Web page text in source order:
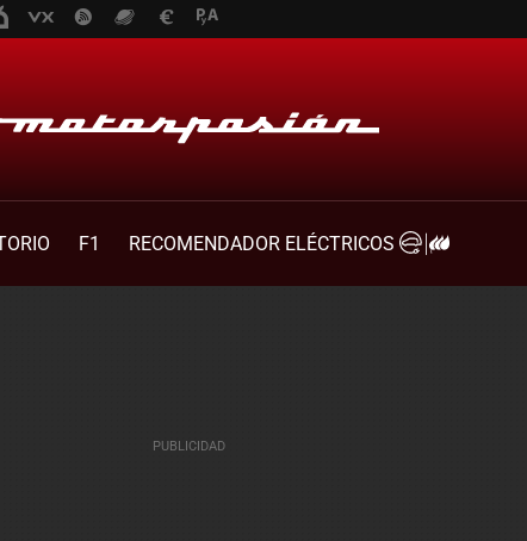
F1
RECOMENDADOR ELÉCTRICOS